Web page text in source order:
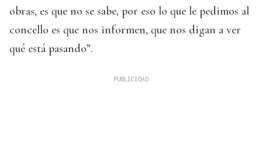
obras, es que no se sabe, por eso lo que le pedimos al
concello es que nos informen, que nos digan a ver
qué está pasando”.